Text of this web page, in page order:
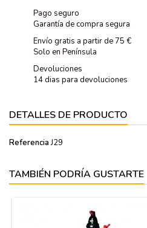
Pago seguro
Garantía de compra segura
Envío gratis a partir de 75 €
Solo en Península
Devoluciones
14 dias para devoluciones
DETALLES DE PRODUCTO
Referencia J29
TAMBIÉN PODRÍA GUSTARTE